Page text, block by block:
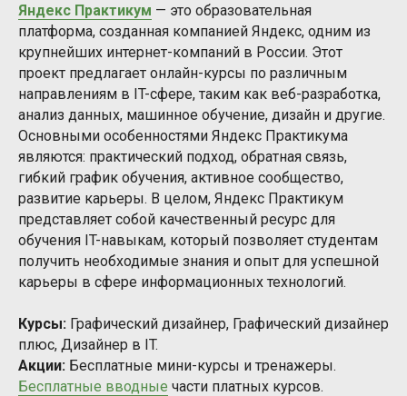
Яндекс Практикум — это образовательная
платформа, созданная компанией Яндекс, одним из
крупнейших интернет-компаний в России. Этот
проект предлагает онлайн-курсы по различным
направлениям в IT-сфере, таким как веб-разработка,
анализ данных, машинное обучение, дизайн и другие.
Основными особенностями Яндекс Практикума
являются: практический подход, обратная связь,
гибкий график обучения, активное сообщество,
развитие карьеры. В целом, Яндекс Практикум
представляет собой качественный ресурс для
обучения IT-навыкам, который позволяет студентам
получить необходимые знания и опыт для успешной
карьеры в сфере информационных технологий.
Курсы: Графический дизайнер, Графический дизайнер
плюс, Дизайнер в IT.
Акции: Бесплатные мини-курсы и тренажеры.
Бесплатные вводные части платных курсов.